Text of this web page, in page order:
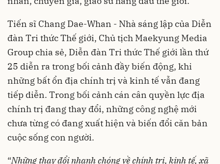
Tiến sĩ Chang Dae-Whan - Nhà sáng lập của Diễn
đàn Tri thức Thế giới, Chủ tịch Maekyung Media
Group chia sẻ, Diễn đàn Tri thức Thế giới lần thứ
25 diễn ra trong bối cảnh đầy biến động, khi
những bất ổn địa chính trị và kinh tế vẫn đang
tiếp diễn. Trong bối cảnh cán cân quyền lực địa
chính trị đang thay đổi, những công nghệ mới
chưa từng có đang xuất hiện và biến đổi căn bản
cuộc sống con người.
“Những thay đổi nhanh chóng về chính trị, kinh tế, xã